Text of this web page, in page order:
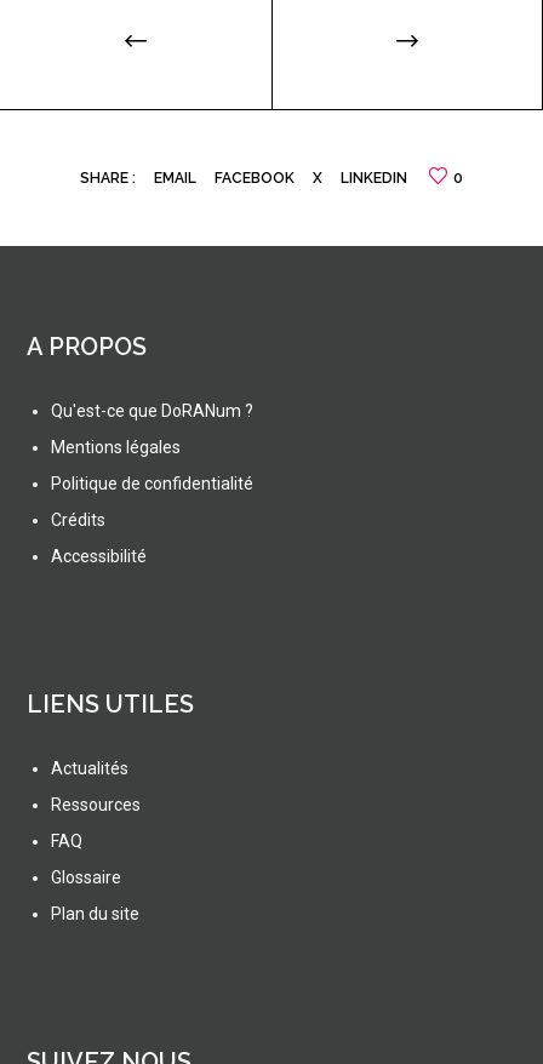
SHARE : EMAIL FACEBOOK X LINKEDIN 0
A PROPOS
Qu'est-ce que DoRANum ?
Mentions légales
Politique de confidentialité
Crédits
Accessibilité
LIENS UTILES
Actualités
Ressources
FAQ
Glossaire
Plan du site